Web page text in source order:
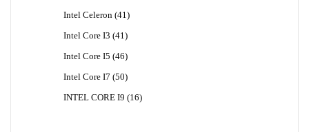
Intel Celeron 4141
Intel Core I3 4141
Intel Core I5 4646
Intel Core I7 5050
INTEL CORE I9
1616